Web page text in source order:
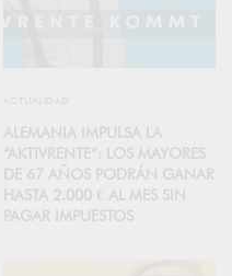
ACTUALIDAD
ALEMANIA IMPULSA LA
“AKTIVRENTE”: LOS MAYORES
DE 67 AÑOS PODRÁN GANAR
HASTA 2.000 € AL MES SIN
PAGAR IMPUESTOS